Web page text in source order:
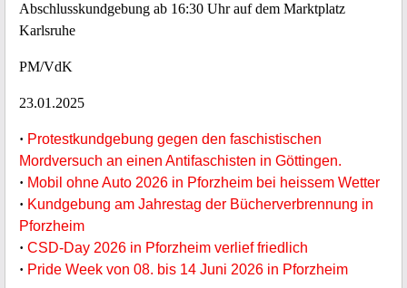
Abschlusskundgebung ab 16:30 Uhr auf dem Marktplatz
Karlsruhe
PM/VdK
23.01.2025
· Protestkundgebung gegen den faschistischen
Mordversuch an einen Antifaschisten in Göttingen.
· Mobil ohne Auto 2026 in Pforzheim bei heissem Wetter
· Kundgebung am Jahrestag der Bücherverbrennung in
Pforzheim
· CSD-Day 2026 in Pforzheim verlief friedlich
· Pride Week von 08. bis 14 Juni 2026 in Pforzheim